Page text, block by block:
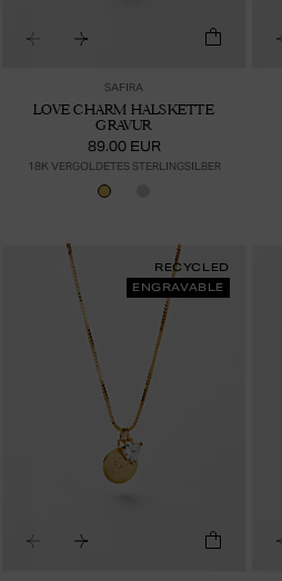
SAFIRA
LOVE CHARM HALSKETTE
GRAVUR
89.00 EUR
18K VERGOLDETES STERLINGSILBER
RECYCLED
ENGRAVABLE